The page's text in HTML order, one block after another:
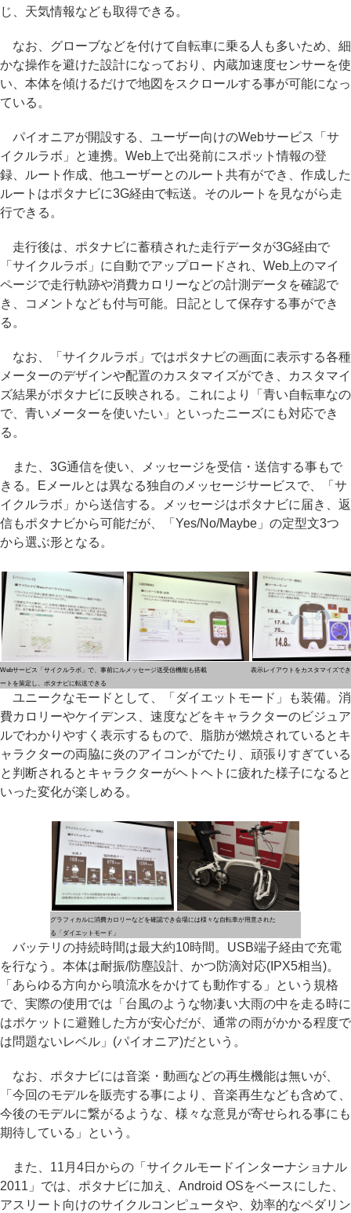
じ、天気情報なども取得できる。
なお、グローブなどを付けて自転車に乗る人も多いため、細
かな操作を避けた設計になっており、内蔵加速度センサーを使
い、本体を傾けるだけで地図をスクロールする事が可能になっ
ている。
パイオニアが開設する、ユーザー向けのWebサービス「サ
イクルラボ」と連携。Web上で出発前にスポット情報の登
録、ルート作成、他ユーザーとのルート共有ができ、作成した
ルートはポタナビに3G経由で転送。そのルートを見ながら走
行できる。
走行後は、ポタナビに蓄積された走行データが3G経由で
「サイクルラボ」に自動でアップロードされ、Web上のマイ
ページで走行軌跡や消費カロリーなどの計測データを確認で
き、コメントなども付与可能。日記として保存する事ができ
る。
なお、「サイクルラボ」ではポタナビの画面に表示する各種
メーターのデザインや配置のカスタマイズができ、カスタマイ
ズ結果がポタナビに反映される。これにより「青い自転車なの
で、青いメーターを使いたい」といったニーズにも対応でき
る。
また、3G通信を使い、メッセージを受信・送信する事もで
きる。Eメールとは異なる独自のメッセージサービスで、「サ
イクルラボ」から送信する。メッセージはポタナビに届き、返
信もポタナビから可能だが、「Yes/No/Maybe」の定型文3つ
から選ぶ形となる。
Webサービス「サイクルラボ」で、事前にル
ートを策定し、ポタナビに転送できる
メッセージ送受信機能も搭載 表示レイアウトをカスタマイズで
ユニークなモードとして、「ダイエットモード」も装備。消
費カロリーやケイデンス、速度などをキャラクターのビジュア
ルでわかりやすく表示するもので、脂肪が燃焼されているとキ
ャラクターの両脇に炎のアイコンがでたり、頑張りすぎている
と判断されるとキャラクターがヘトヘトに疲れた様子になると
いった変化が楽しめる。
グラフィカルに消費カロリーなどを確認でき
る「ダイエットモード」
会場には様々な自転車が用意された
バッテリの持続時間は最大約10時間。USB端子経由で充電
を行なう。本体は耐振/防塵設計、かつ防滴対応(IPX5相当)。
「あらゆる方向から噴流水をかけても動作する」という規格
で、実際の使用では「台風のような物凄い大雨の中を走る時に
はポケットに避難した方が安心だが、通常の雨がかかる程度で
は問題ないレベル」(パイオニア)だという。
なお、ポタナビには音楽・動画などの再生機能は無いが、
「今回のモデルを販売する事により、音楽再生なども含めて、
今後のモデルに繋がるような、様々な意見が寄せられる事にも
期待している」という。
また、11月4日からの「サイクルモードインターナショナル
2011」では、ポタナビに加え、Android OSをベースにした、
アスリート向けのサイクルコンピュータや、効率的なペダリン